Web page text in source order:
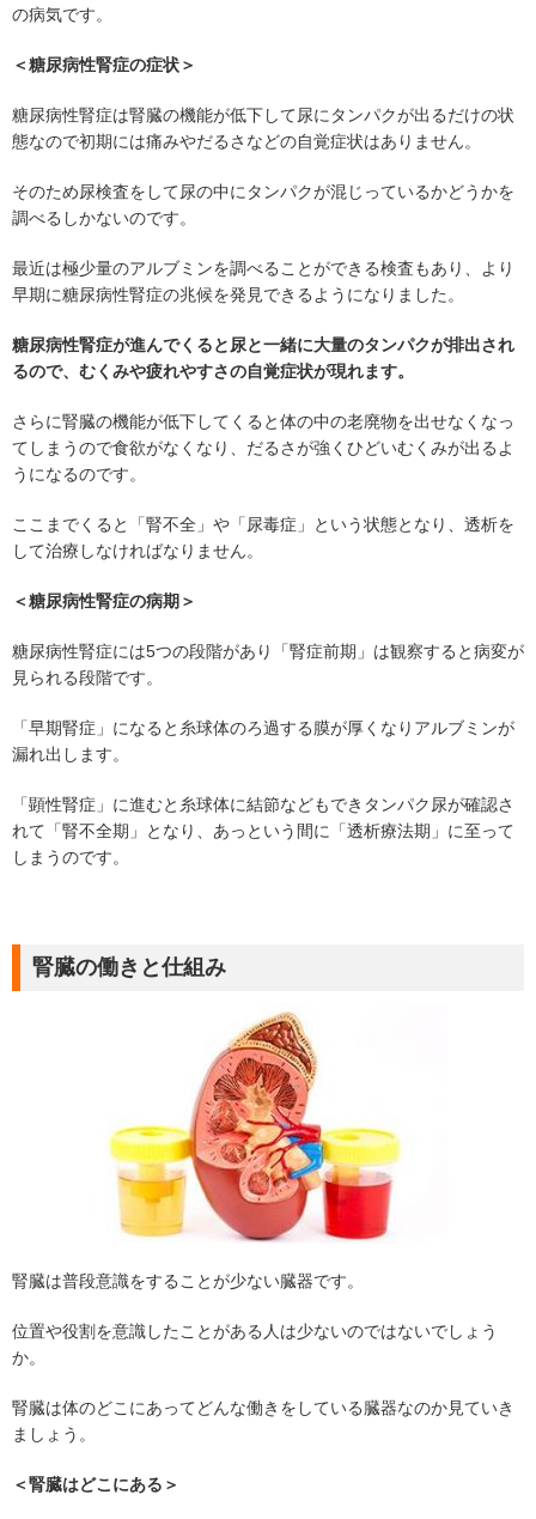
の病気です。
＜糖尿病性腎症の症状＞
糖尿病性腎症は腎臓の機能が低下して尿にタンパクが出るだけの状
態なので初期には痛みやだるさなどの自覚症状はありません。
そのため尿検査をして尿の中にタンパクが混じっているかどうかを
調べるしかないのです。
最近は極少量のアルブミンを調べることができる検査もあり、より
早期に糖尿病性腎症の兆候を発見できるようになりました。
糖尿病性腎症が進んでくると尿と一緒に大量のタンパクが排出され
るので、むくみや疲れやすさの自覚症状が現れます。
さらに腎臓の機能が低下してくると体の中の老廃物を出せなくなっ
てしまうので食欲がなくなり、だるさが強くひどいむくみが出るよ
うになるのです。
ここまでくると「腎不全」や「尿毒症」という状態となり、透析を
して治療しなければなりません。
＜糖尿病性腎症の病期＞
糖尿病性腎症には5つの段階があり「腎症前期」は観察すると病変が
見られる段階です。
「早期腎症」になると糸球体のろ過する膜が厚くなりアルブミンが
漏れ出します。
「顕性腎症」に進むと糸球体に結節などもできタンパク尿が確認さ
れて「腎不全期」となり、あっという間に「透析療法期」に至って
しまうのです。
腎臓の働きと仕組み
腎臓は普段意識をすることが少ない臓器です。
位置や役割を意識したことがある人は少ないのではないでしょう
か。
腎臓は体のどこにあってどんな働きをしている臓器なのか見ていき
ましょう。
＜腎臓はどこにある＞